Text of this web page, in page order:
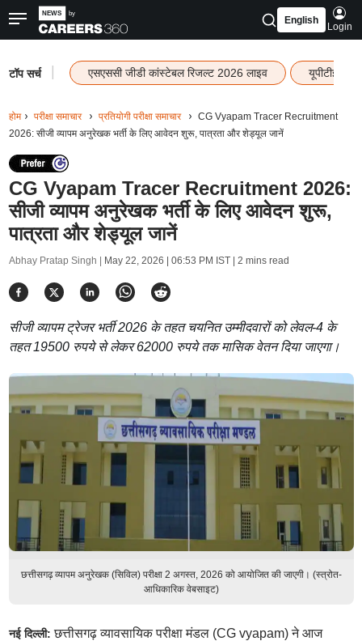
English
Login
टॉप सर्च एसएससी जीडी कांस्टेबल रिजल्ट 2026 लाइव यूपीटीईटी
होम परीक्षा समाचार प्रतियोगी परीक्षा समाचार
CG Vyapam Tracer Recruitment
2026: सीजी व्यापम अनुरेखक भर्ती के लिए आवेदन शुरू, पात्रता और शेड्यूल जानें
CG Vyapam Tracer Recruitment 2026:
सीजी व्यापम अनुरेखक भर्ती के लिए आवेदन शुरू,
पात्रता और शेड्यूल जानें
Abhay Pratap Singh | May 22, 2026 | 06:53 PM IST| 2 mins read
सीजी व्यापम ट्रेजर भर्ती 2026 के तहत चयनित उम्मीदवारों को लेवल-4 के
तहत 19500 रुपये से लेकर 62000 रुपये तक मासिक वेतन दिया जाएगा।
छत्तीसगढ़ व्यापम अनुरेखक (सिविल) परीक्षा 2 अगस्त, 2026 को आयोजित की जाएगी। (स्त्रोत-
आधिकारिक वेबसाइट)
नई दिल्ली:छत्तीसगढ़ व्यावसायिक परीक्षा मंडल (CG vyapam) ने आज